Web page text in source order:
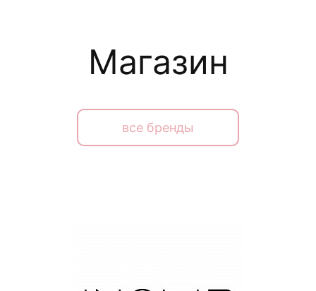
Магазин
все бренды